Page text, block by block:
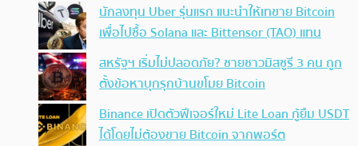
นักลงทุน Uber รุ่นแรก แนะนำให้เทขาย Bitcoin
เพื่อไปซื้อ Solana และ Bittensor (TAO) แทน
สหรัฐฯ เริ่มไม่ปลอดภัย? ชายชาวมิสซูรี 3 คน ถูก
ตั้งข้อหาบุกรุกบ้านขโมย Bitcoin
Binance เปิดตัวฟีเจอร์ใหม่ Lite Loan กู้ยืม USDT
ได้โดยไม่ต้องขาย Bitcoin จากพอร์ต